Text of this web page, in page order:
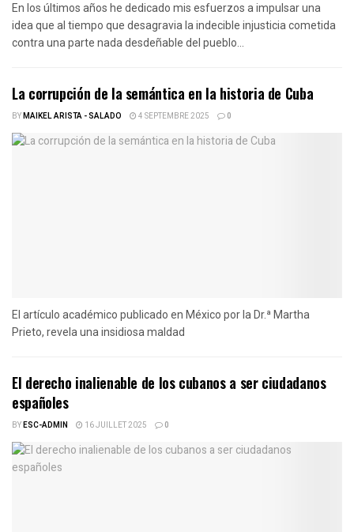
En los últimos años he dedicado mis esfuerzos a impulsar una
idea que al tiempo que desagravia la indecible injusticia cometida
contra una parte nada desdeñable del pueblo...
La corrupción de la semántica en la historia de Cuba
BYMAIKEL ARISTA - SALADO 4 SEPTEMBRE 2025 0
El artículo académico publicado en México por la Dr.ª Martha
Prieto, revela una insidiosa maldad
El derecho inalienable de los cubanos a ser ciudadanos
españoles
BYESC-ADMIN 16 JUILLET 2025 0